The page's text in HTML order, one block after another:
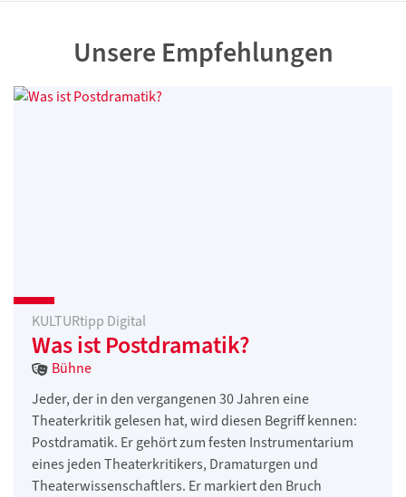
Unsere Empfehlungen
KULTURtipp Digital
Was ist Postdramatik?
Bühne
Jeder, der in den vergangenen 30 Jahren eine
Theaterkritik gelesen hat, wird diesen Begriff kennen:
Postdramatik. Er gehört zum festen Instrumentarium
eines jeden Theaterkritikers, Dramaturgen und
Theaterwissenschaftlers. Er markiert den Bruch